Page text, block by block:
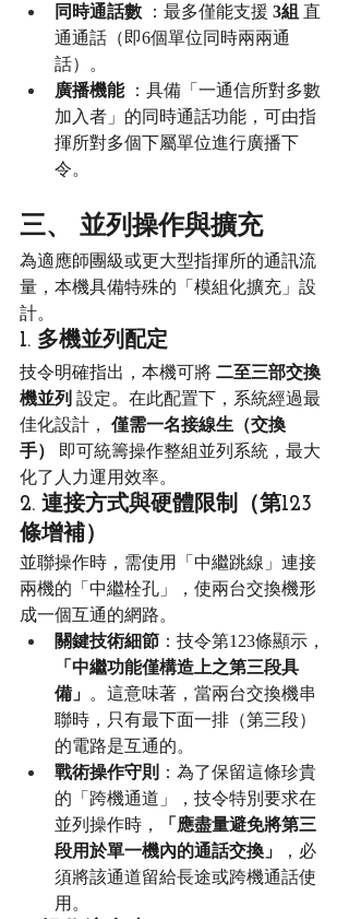
同時通話數 ：最多僅能支援 3組 直
通通話（即6個單位同時兩兩通
話）。
廣播機能 ：具備「一通信所對多數
加入者」的同時通話功能，可由指
揮所對多個下屬單位進行廣播下
令。
三、 並列操作與擴充
為適應師團級或更大型指揮所的通訊流
量，本機具備特殊的「模組化擴充」設
計。
1. 多機並列配定
技令明確指出，本機可將 二至三部交換
機並列 設定。在此配置下，系統經過最
佳化設計， 僅需一名接線生（交換
手）
即可統籌操作整組並列系統，最大
化了人力運用效率。
2. 連接方式與硬體限制（第123
條增補）
並聯操作時，需使用「中繼跳線」連接
兩機的「中繼栓孔」，使兩台交換機形
成一個互通的網路。
關鍵技術細節 ：技令第123條顯示，
「中繼功能僅構造上之第三段具
備」 。這意味著，當兩台交換機串
聯時，只有最下面一排（第三段）
的電路是互通的。
戰術操作守則 ：為了保留這條珍貴
的「跨機通道」，技令特別要求在
並列操作時，
「應盡量避免將第三
段用於單一機內的通話交換」
，必
須將該通道留給長途或跨機通話使
用。